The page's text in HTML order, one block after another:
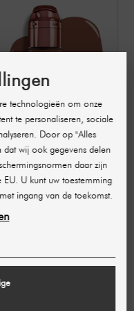
BLEND
Luxe PMU-Areola kleur
koraal 15 ml
€ 42,35
technologieën om onze
te personaliseren, sociale
Door op "Alles
dat wij ook gegevens delen
daar zijn
U kunt uw toestemming
ingang van de toekomst.